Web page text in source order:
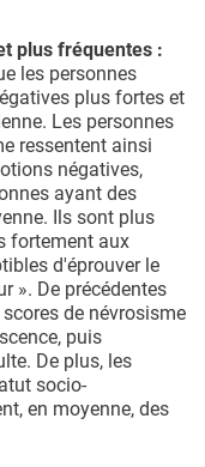
plus fréquentes :
les personnes
plus fortes et
Les personnes
ressentent ainsi
négatives,
ayant des
Ils sont plus
fortement aux
d'éprouver le
». De précédentes
de névrosisme
puis
De plus, les
socio-
en moyenne, des